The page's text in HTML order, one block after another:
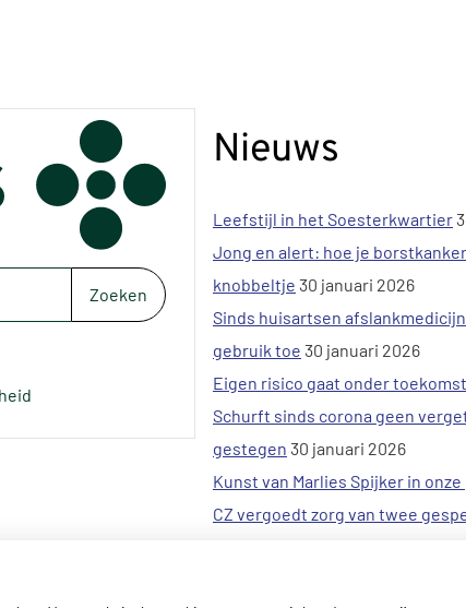
Zoeken
Nieuws
Leefstijl in het Soesterkwartier
Jong en alert: hoe je
knobbeltje 30 januari 2026
Sinds huisartsen
gebruik toe 30 januari 2026
Eigen risico gaat onder
Schurft sinds corona geen
gestegen 30 januari 2026
Kunst van Marlies Spijker in
CZ vergoedt zorg van twee